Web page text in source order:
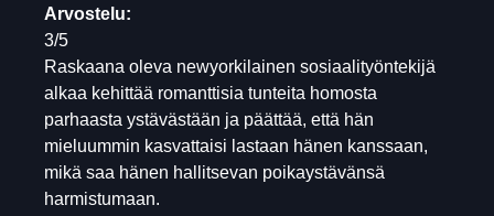
Arvostelu:
3/5
Raskaana oleva newyorkilainen sosiaalityöntekijä
alkaa kehittää romanttisia tunteita homosta
parhaasta ystävästään ja päättää, että hän
mieluummin kasvattaisi lastaan hänen kanssaan,
mikä saa hänen hallitsevan poikaystävänsä
harmistumaan.